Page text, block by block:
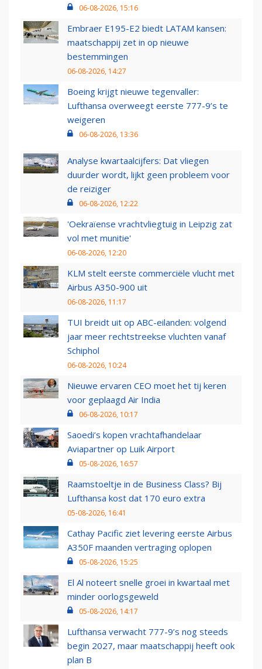
06-08-2026, 15:16
Embraer E195-E2 biedt LATAM kansen:
maatschappij zet in op nieuwe
bestemmingen
06-08-2026, 14:27
Boeing krijgt nieuwe tegenvaller:
Lufthansa overweegt eerste 777-9’s te
weigeren
06-08-2026, 13:36
Analyse kwartaalcijfers: Dat vliegen
duurder wordt, lijkt geen probleem voor
de reiziger
06-08-2026, 12:22
'Oekraïense vrachtvliegtuig in Leipzig zat
vol met munitie'
06-08-2026, 12:20
KLM stelt eerste commerciële vlucht met
Airbus A350-900 uit
06-08-2026, 11:17
TUI breidt uit op ABC-eilanden: volgend
jaar meer rechtstreekse vluchten vanaf
Schiphol
06-08-2026, 10:24
Nieuwe ervaren CEO moet het tij keren
voor geplaagd Air India
06-08-2026, 10:17
Saoedi’s kopen vrachtafhandelaar
Aviapartner op Luik Airport
05-08-2026, 16:57
Raamstoeltje in de Business Class? Bij
Lufthansa kost dat 170 euro extra
05-08-2026, 16:41
Cathay Pacific ziet levering eerste Airbus
A350F maanden vertraging oplopen
05-08-2026, 15:25
El Al noteert snelle groei in kwartaal met
minder oorlogsgeweld
05-08-2026, 14:17
Lufthansa verwacht 777-9’s nog steeds
begin 2027, maar maatschappij heeft ook
plan B